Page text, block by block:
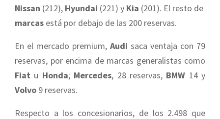
Nissan (212), Hyundai (221) y Kia (201). El resto de
marcas está por debajo de las 200 reservas.
En el mercado premium, Audi saca ventaja con 79
reservas, por encima de marcas generalistas como
Fiat u Honda; Mercedes, 28 reservas, BMW 14 y
Volvo 9 reservas.
Respecto a los concesionarios, de los 2.498 que